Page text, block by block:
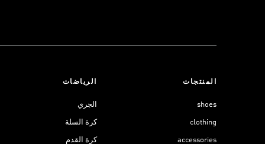
المنتجات
shoes
clothing
accessories
الرياضات
الجري
كرة السلة
كرة القدم